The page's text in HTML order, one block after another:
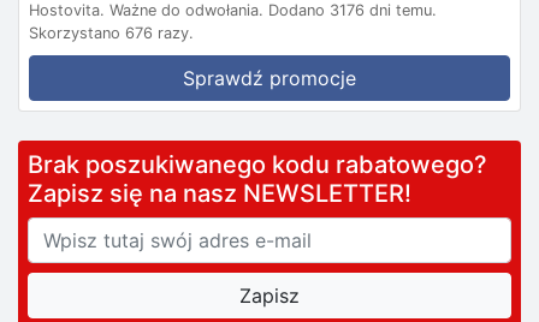
Hostovita. Ważne do odwołania. Dodano 3176 dni temu.
Skorzystano 676 razy.
Sprawdź promocje
Brak poszukiwanego kodu rabatowego?
Zapisz się na nasz NEWSLETTER!